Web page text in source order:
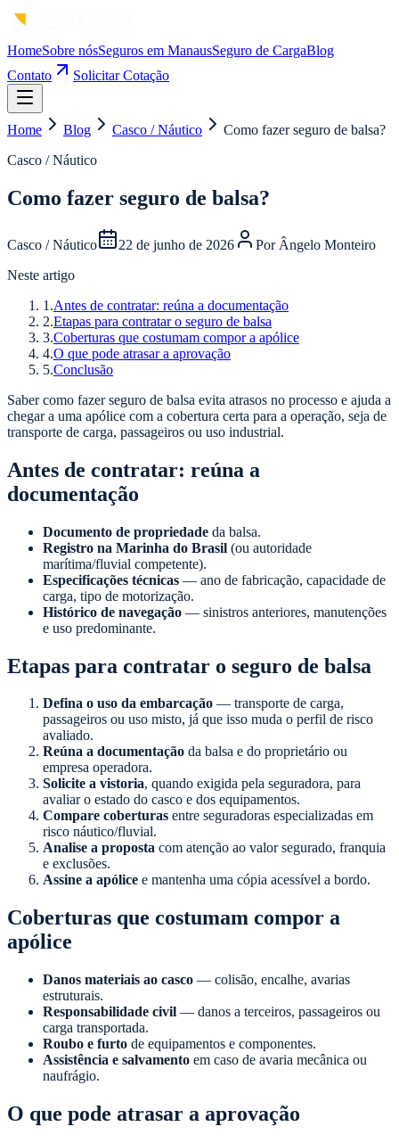
HomeSobre nósSeguros em ManausSeguro de CargaBlog
Contato
Solicitar Cotação
Home Blog Casco / Náutico
Como fazer seguro de balsa?
Casco / Náutico
Como fazer seguro de balsa?
Casco / Náutico 22 de junho de 2026 Por Ângelo Monteiro
Neste artigo
1 .Antes de contratar: reúna a documentação
2.Etapas para contratar o seguro de balsa
3.Coberturas que costumam compor a apólice
4.O que pode atrasar a aprovação
5.Conclusão
Saber como fazer seguro de balsa evita atrasos no processo e ajuda a
chegar a uma apólice com a cobertura certa para a operação, seja de
transporte de carga, passageiros ou uso industrial.
Antes de contratar: reúna a
documentação
Documento de propriedade da balsa.
Registro na Marinha do Brasil (ou autoridade
marítima/fluvial competente).
Especificações técnicas — ano de fabricação, capacidade de
carga, tipo de motorização.
Histórico de navegação — sinistros anteriores, manutenções
e uso predominante.
Etapas para contratar o seguro de balsa
Defina o uso da embarcação — transporte de carga,
passageiros ou uso misto, já que isso muda o perfil de risco
avaliado.
Reúna a documentação da balsa e do proprietário ou
empresa operadora.
Solicite a vistoria, quando exigida pela seguradora, para
avaliar o estado do casco e dos equipamentos.
Compare coberturas entre seguradoras especializadas em
risco náutico/fluvial.
Analise a proposta com atenção ao valor segurado, franquia
e exclusões.
Assine a apólice e mantenha uma cópia acessível a bordo.
Coberturas que costumam compor a
apólice
Danos materiais ao casco — colisão, encalhe, avarias
estruturais.
Responsabilidade civil — danos a terceiros, passageiros ou
carga transportada.
Roubo e furto de equipamentos e componentes.
Assistência e salvamento em caso de avaria mecânica ou
naufrágio.
O que pode atrasar a aprovação